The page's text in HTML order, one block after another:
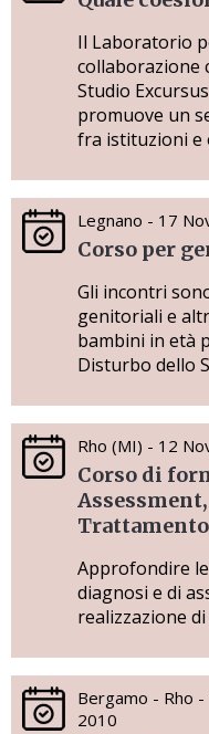
Il Laboratorio
collaborazione
Studio
promuove un
fra istituzioni e
Legnano - 17
Corso per
Gli incontri
genitoriali e
bambini in età
Disturbo dello
Rho (MI) - 12
Corso di
Approfondire
diagnosi e di
realizzazione
Bergamo - Rho
2010